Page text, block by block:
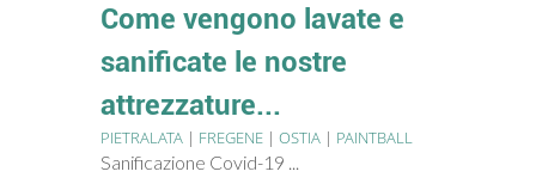
Come vengono lavate e
sanificate le nostre
attrezzature...
PIETRALATA | FREGENE | OSTIA | PAINTBALL
Sanificazione Covid-19 ...